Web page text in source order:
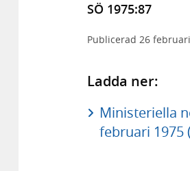
SÖ 1975:87
Publicerad 26
Ladda ner:
Ministeriella
februari 1975